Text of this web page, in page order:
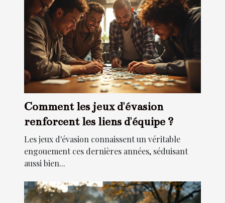
Comment les jeux d'évasion
renforcent les liens d'équipe ?
Les jeux d'évasion connaissent un véritable
engouement ces dernières années, séduisant
aussi bien...